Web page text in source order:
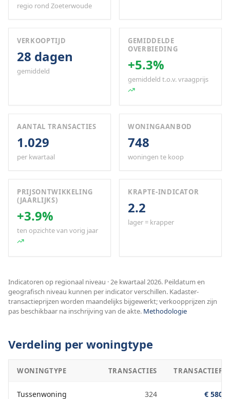
regio rond Zoeterwoude
VERKOOPTIJD
28 dagen
gemiddeld
GEMIDDELDE
OVERBIEDING
+5.3%
gemiddeld t.o.v. vraagprijs
AANTAL TRANSACTIES
1.029
per kwartaal
WONINGAANBOD
748
woningen te koop
PRIJSONTWIKKELING
(JAARLIJKS)
+3.9%
ten opzichte van vorig jaar
KRAPTE-INDICATOR
2.2
lager = krapper
Indicatoren op regionaal niveau · 2e kwartaal 2026. Peildatum en
geografisch niveau kunnen per indicator verschillen. Kadaster-
transactieprijzen worden maandelijks bijgewerkt; verkoopprijzen zijn
pas beschikbaar na inschrijving van de akte. Methodologie
Verdeling per woningtype
WONINGTYPE TRANSACTIES
Tussenwoning 324 €